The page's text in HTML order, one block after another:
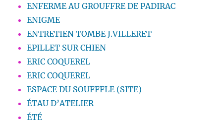
ENFERME AU GROUFFRE DE PADIRAC
ENIGME
ENTRETIEN TOMBE J.VILLERET
EPILLET SUR CHIEN
ERIC COQUEREL
ERIC COQUEREL
ESPACE DU SOUFFFLE (SITE)
ÉTAU D’ATELIER
ÉTÉ